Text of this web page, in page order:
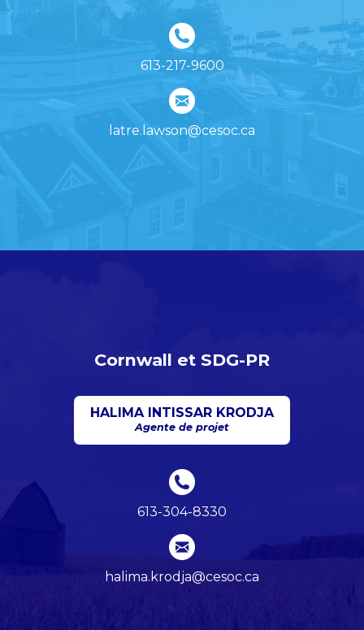
613-217-9600
latre.lawson@cesoc.ca
Cornwall et SDG-PR
HALIMA INTISSAR KRODJA
Agente de projet
613-304-8330
halima.krodja@cesoc.ca